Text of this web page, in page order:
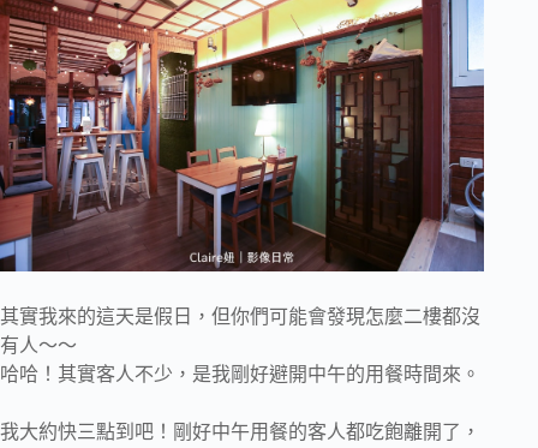
其實我來的這天是假日，但你們可能會發現怎麼二樓都沒
有人～～
哈哈！其實客人不少，是我剛好避開中午的用餐時間來。
我大約快三點到吧！剛好中午用餐的客人都吃飽離開了，